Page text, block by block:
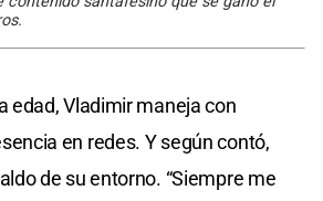
edad, Vladimir maneja con
en redes. Y según contó,
de su entorno. “Siempre me